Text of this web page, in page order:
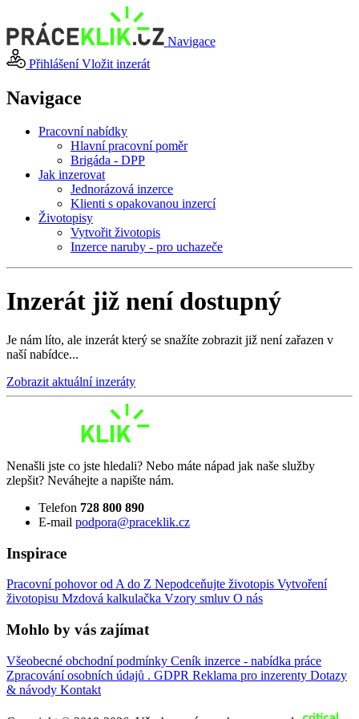
Navigace
PřihlášeníVložit inzerát
Navigace
Pracovní nabídky
Hlavní pracovní poměr
Brigáda - DPP
Jak inzerovat
Jednorázová inzerce
Klienti s opakovanou inzercí
Životopisy
Vytvořit životopis
Inzerce naruby - pro uchazeče
Inzerát již není dostupný
Je nám líto, ale inzerát který se snažíte zobrazit již není zařazen v
naší nabídce...
Zobrazit aktuální inzeráty
Nenašli jste co jste hledali? Nebo máte nápad jak naše služby
zlepšit? Neváhejte a napište nám.
Telefon 728 800 890
E-mail podpora@praceklik.cz
Inspirace
Pracovní pohovor od A do Z Nepodceňujte životopis Vytvoření
životopisu Mzdová kalkulačka Vzory smluv O nás
Mohlo by vás zajímat
Všeobecné obchodní podmínky Ceník inzerce - nabídka práce
Zpracování osobních údajů . GDPR Reklama pro inzerenty Dotazy
& návody Kontakt